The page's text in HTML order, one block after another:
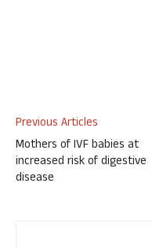
Previous Articles
Mothers of IVF babies at
increased risk of digestive
disease